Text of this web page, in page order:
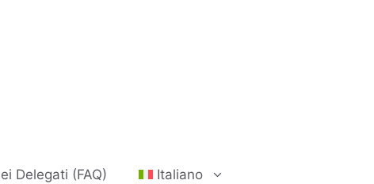
Delegati (FAQ) Italiano